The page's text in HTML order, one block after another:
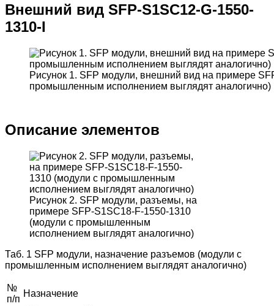
Внешний вид SFP-S1SC12-G-1550-
1310-I
Рисунок 1. SFP модули, внешний вид на примере
промышленным исполнением выглядят аналогично)
Описание элементов
Рисунок 2. SFP модули, разъемы, на
примере SFP-S1SC18-F-1550-1310
(модули с промышленным
исполнением выглядят аналогично)
Таб. 1 SFP модули, назначение разъемов (модули с
промышленным исполнением выглядят аналогично)
№
п/п
Назначение